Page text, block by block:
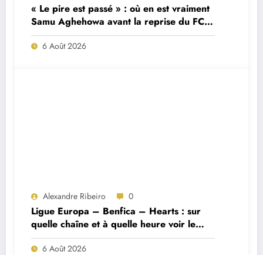
« Le pire est passé » : où en est vraiment
Samu Aghehowa avant la reprise du FC
Porto ?
6 Août 2026
Alexandre Ribeiro 0
Ligue Europa – Benfica – Hearts : sur
quelle chaîne et à quelle heure voir le
match ?
6 Août 2026